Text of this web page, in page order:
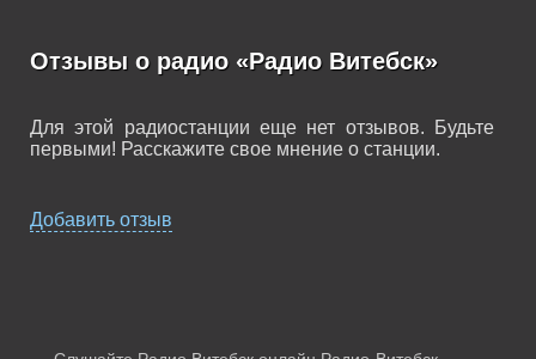
Отзывы о радио «Радио Витебск»
Для этой радиостанции еще нет отзывов. Будьте
первыми! Расскажите свое мнение о станции.
Добавить отзыв